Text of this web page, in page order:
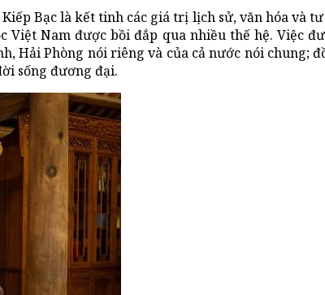
Bạc là kết tinh các giá trị lịch sử, văn hóa và
Nam được bồi đắp qua nhiều thế hệ. Việc
Hải Phòng nói riêng và của cả nước nói chung;
sống đương đại.